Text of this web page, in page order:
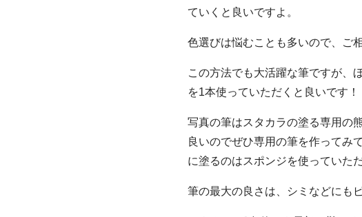
ていくと良いですよ。
色選びは悩むことも多いので、ご
この方法でも大活躍な筆ですが、
を1本使っていただくと良いです！
写真の筆はスタカラの塗る専用の
良いのでぜひ専用の筆を作ってみ
に塗るのはスポンジを使っていた
筆の最大の良さは、シミなどにも